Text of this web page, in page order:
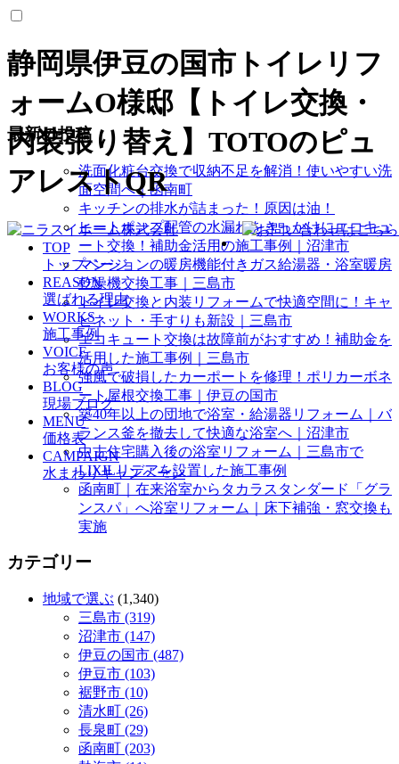
静岡県伊豆の国市トイレリフ
ォームO様邸【トイレ交換・
内装張り替え】TOTOのピュ
アレストQR
TOP
トップページ
REASON
選ばれる理由
WORKS
施工事例
VOICE
お客様の声
BLOG
現場ブログ
MENU
価格表
CAMPAIGN
水まわりキャンペーン
最新の投稿
洗面化粧台交換で収納不足を解消！使いやすい洗
面空間へ｜函南町
キッチンの排水が詰まった！原因は油！
ヒートポンプ配管の水漏れをきっかけにエコキュ
ート交換！補助金活用の施工事例｜沼津市
マンションの暖房機能付きガス給湯器・浴室暖房
乾燥機交換工事｜三島市
トイレ交換と内装リフォームで快適空間に！キャ
ビネット・手すりも新設｜三島市
エコキュート交換は故障前がおすすめ！補助金を
活用した施工事例｜三島市
強風で破損したカーポートを修理！ポリカーボネ
ート屋根交換工事｜伊豆の国市
築40年以上の団地で浴室・給湯器リフォーム｜バ
ランス釜を撤去して快適な浴室へ｜沼津市
中古住宅購入後の浴室リフォーム｜三島市で
LIXILリデアを設置した施工事例
函南町｜在来浴室からタカラスタンダード「グラ
ンスパ」へ浴室リフォーム｜床下補強・窓交換も
実施
カテゴリー
地域で選ぶ (1,340)
三島市 (319)
沼津市 (147)
伊豆の国市 (487)
伊豆市 (103)
裾野市 (10)
清水町 (26)
長泉町 (29)
函南町 (203)